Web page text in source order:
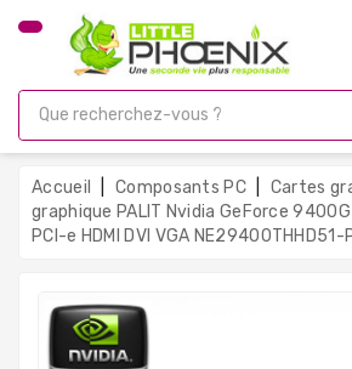
CATÉGORIE
Gamer
Unités
Centrales
Reconditionnées
Écran
Ordinateurs
Accueil Composants PC Cartes
graphique PALIT Nvidia GeForce
PCI-e HDMI DVI VGA NE29400THHD51-